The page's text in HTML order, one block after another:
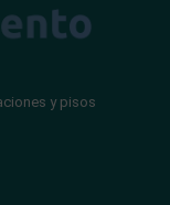
y pisos